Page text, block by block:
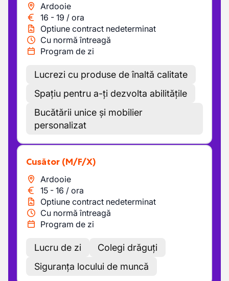
Ardooie
16 - 19 / ora
Optiune contract nedeterminat
Cu normă întreagă
Program de zi
Lucrezi cu produse de înaltă calitate
Spațiu pentru a-ți dezvolta abilitățile
Bucătării unice și mobilier
personalizat
Cusător (M/F/X)
Ardooie
15 - 16 / ora
Optiune contract nedeterminat
Cu normă întreagă
Program de zi
Lucru de zi
Colegi drăguți
Siguranța locului de muncă